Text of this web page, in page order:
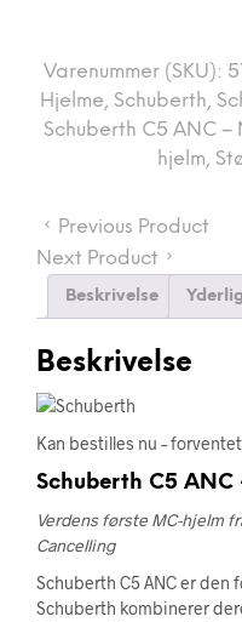
Varenummer (SKU):
Hjelme, Schuberth,
Schuberth C5 ANC
hjelm,
Previous Product
Next Product
Beskrivelse
Beskrivelse
Kan bestilles nu –
Schuberth C5
Verdens første MC-hjelm
Cancelling
Schuberth C5 ANC er den
Schuberth kombinerer